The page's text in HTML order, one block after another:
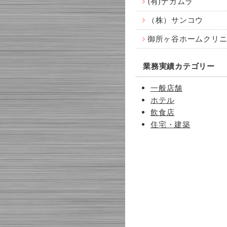
（株）サンコウ
御所ヶ谷ホームクリ
業務実績カテゴリー
一般店舗
ホテル
飲食店
住宅・建築